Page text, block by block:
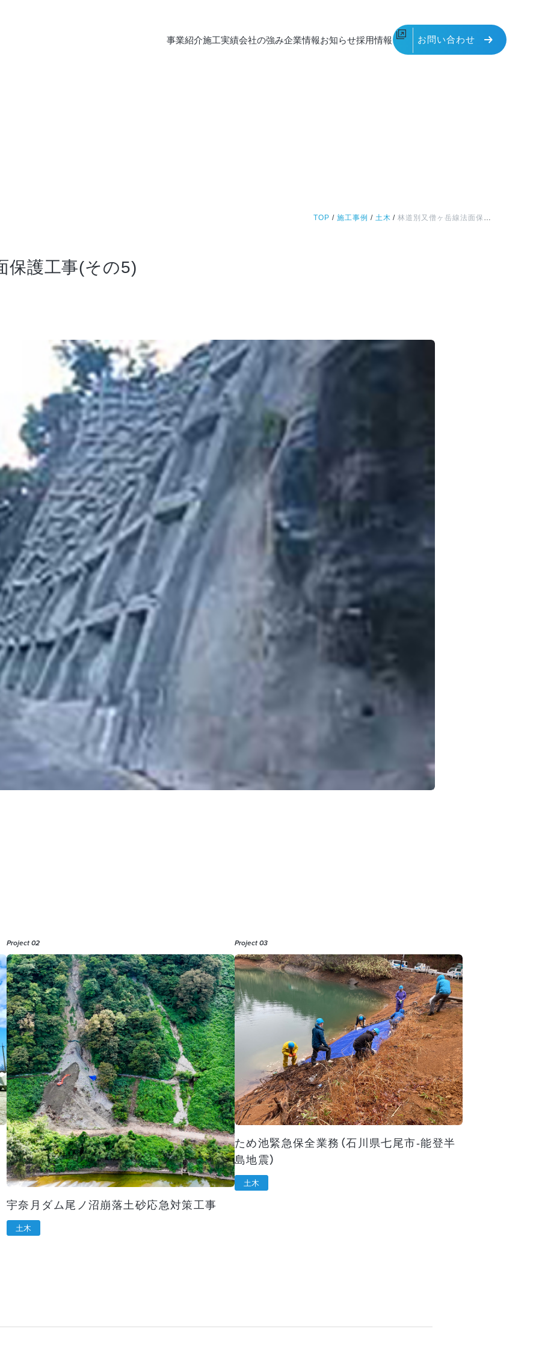
事業紹介施工実績会社の強み企業情報お知らせ採用情報 お問い合わせ
TOP / 施工事例 / 土木 /林道別又僧ヶ岳線法面保護工事(その5)
保護工事(その5)
Project 02
宇奈月ダム尾ノ沼崩落土砂応急対策工事
土木
Project 03
ため池緊急保全業務（石川県七尾市-能登半
島地震）
土木